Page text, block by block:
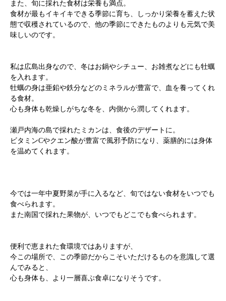
根本から身体を整えるとは
症状別 漢方の教え
また、旬に採れた食材は栄養も満点。
食材が最もイキイキできる季節に育ち、しっかり栄養を蓄えた状
態で収穫されているので、他の季節にできたものよりも元気で美
味しいのです。
私は広島出身なので、冬はお鍋やシチュー、お雑煮などにも牡蠣
を入れます。
牡蠣の身は亜鉛や鉄分などのミネラルが豊富で、血を養ってくれ
る食材。
心も身体も乾燥しがちな冬を、内側から潤してくれます。
瀬戸内海の島で採れたミカンは、食後のデザートに。
ビタミンCやクエン酸が豊富で風邪予防になり、薬膳的には身体
を温めてくれます。
今では一年中夏野菜が手に入るなど、旬ではない食材をいつでも
食べられます。
また南国で採れた果物が、いつでもどこでも食べられます。
便利で恵まれた食環境ではありますが、
今この場所で、この季節だからこそいただけるものを意識して選
んでみると、
心も身体も、より一層喜ぶ食卓になりそうです。